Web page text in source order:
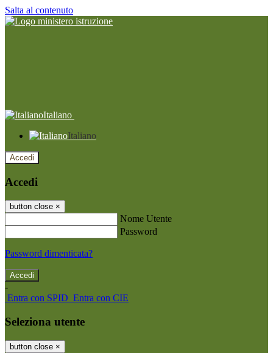
Salta al contenuto
Italiano
Italiano
Accedi
Accedi
button close ×
Nome Utente
Password
Password dimenticata?
-
Entra con SPID Entra con CIE
Seleziona utente
button close ×